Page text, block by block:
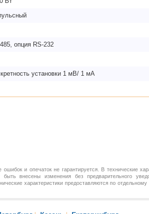
опция RS-232
установки 1 мВ/ 1 мА
ошибок и опечаток не гарантируется. В технические
быть внесены изменения без предварительного
характеристики предоставляются по